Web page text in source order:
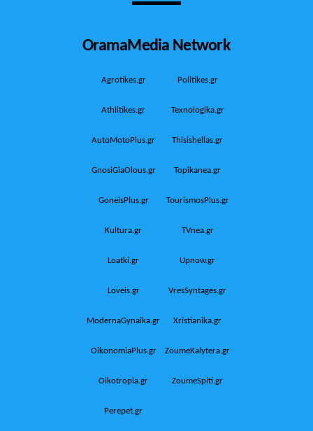
OramaMedia Network
Agrotikes.gr Politikes.gr
Athlitikes.gr Texnologika.gr
AutoMotoPlus.gr Thisishellas.gr
GnosiGiaOlous.gr Topikanea.gr
GoneisPlus.gr TourismosPlus.gr
Kultura.gr TVnea.gr
Loatki.gr Upnow.gr
Loveis.gr VresSyntages.gr
ModernaGynaika.gr Xristianika.gr
OikonomiaPlus.gr ZoumeKalytera.gr
Oikotropia.gr ZoumeSpiti.gr
Perepet.gr